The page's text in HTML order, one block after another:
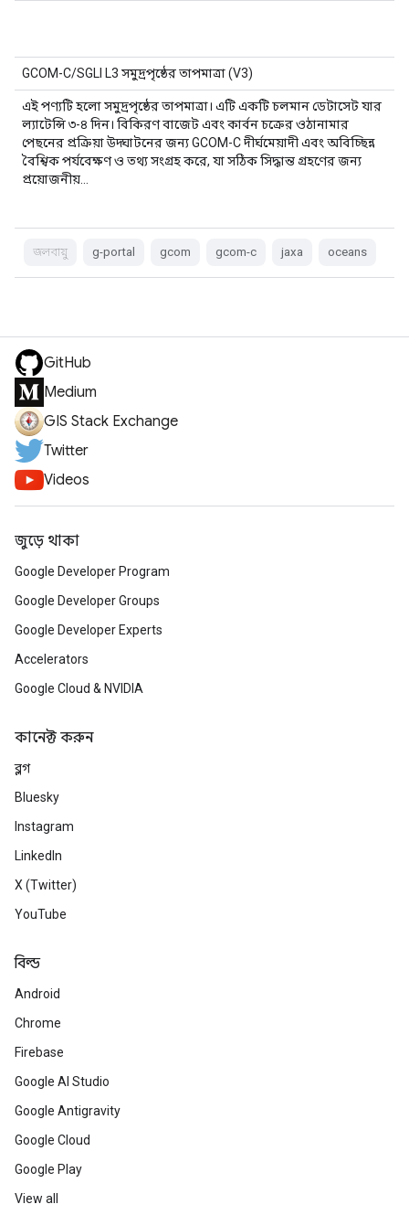
GCOM-C/SGLI L3 সমুদ্রপৃষ্ঠের তাপমাত্রা (V3)
এই পণ্যটি হলো সমুদ্রপৃষ্ঠের তাপমাত্রা। এটি একটি চলমান ডেটাসেট যার
ল্যাটেন্সি ৩-৪ দিন। বিকিরণ বাজেট এবং কার্বন চক্রের ওঠানামার
পেছনের প্রক্রিয়া উদ্ঘাটনের জন্য GCOM-C দীর্ঘমেয়াদী এবং অবিচ্ছিন্ন
বৈশ্বিক পর্যবেক্ষণ ও তথ্য সংগ্রহ করে, যা সঠিক সিদ্ধান্ত গ্রহণের জন্য
প্রয়োজনীয়…
জলবায়ু g-portal gcom gcom-c jaxa oceans
GitHub
Medium
GIS Stack Exchange
Twitter
Videos
জুড়ে থাকা
Google Developer Program
Google Developer Groups
Google Developer Experts
Accelerators
Google Cloud & NVIDIA
কানেক্ট করুন
ব্লগ
Bluesky
Instagram
LinkedIn
X (Twitter)
YouTube
বিল্ড
Android
Chrome
Firebase
Google AI Studio
Google Antigravity
Google Cloud
Google Play
View all